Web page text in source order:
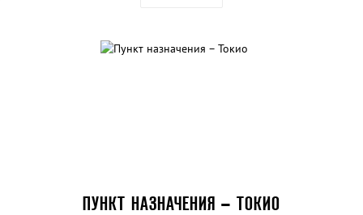
ПУНКТ НАЗНАЧЕНИЯ – ТОКИО